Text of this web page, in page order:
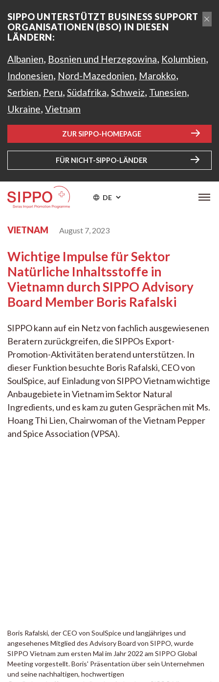
SIPPO UNTERSTÜTZT BUSINESS SUPPORT
ORGANISATIONEN (BSO) IN DIESEN
LÄNDERN:
Albanien, Bosnien und Herzegowina, Kolumbien,
Indonesien, Nord-Mazedonien, Marokko,
Serbien, Peru, Südafrika, Schweiz, Tunesien,
Ukraine, Vietnam
ZUR SIPPO-HOMEPAGE
FÜR NICHT-SIPPO-LÄNDER
DE
VIETNAM August 7, 2023
Wichtige Impulse für Sektor
Natürliche Inhaltsstoffe in
Vietnamn durch SIPPO Advisory
Board Member Boris Rafalski
SIPPO kann auf ein Netz von fachlich ausgewiesenen
Beratern zurückgreifen, die SIPPOs Export-
Promotion-Aktivitäten beratend unterstützen. In
dieser Funktion besuchte Boris Rafalski, CEO von
SoulSpice, auf Einladung von SIPPO Vietnam wichtige
Anbaugebiete in Vietnam im Sektor Natural
Ingredients, und es kam zu guten Gesprächen mit Ms.
Hoang Thi Lien, Chairwoman of the Vietnam Pepper
and Spice Association (VPSA).
Boris Rafalski, der CEO von SoulSpice und langjähriges und
angesehenes Mitglied des Advisory Board von SIPPO, wurde
SIPPO Vietnam zum ersten Mal im Jahr 2022 am SIPPO Global
Meeting vorgestellt. Boris' Präsentation über sein Unternehmen
und seine nachhaltigen, hochwertigen